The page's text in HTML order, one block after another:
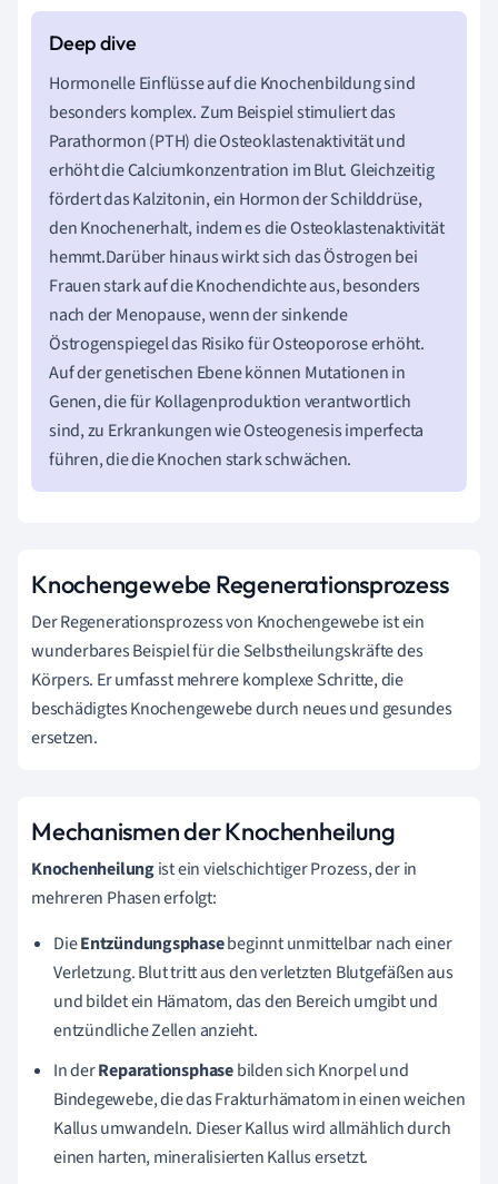
Hormonelle Einflüsse auf die Knochenbildung sind
besonders komplex. Zum Beispiel stimuliert das
Parathormon (PTH) die Osteoklastenaktivität und
erhöht die Calciumkonzentration im Blut. Gleichzeitig
fördert das Kalzitonin, ein Hormon der Schilddrüse,
den Knochenerhalt, indem es die Osteoklastenaktivität
hemmt.Darüber hinaus wirkt sich das Östrogen bei
Frauen stark auf die Knochendichte aus, besonders
nach der Menopause, wenn der sinkende
Östrogenspiegel das Risiko für Osteoporose erhöht.
Auf der genetischen Ebene können Mutationen in
Genen, die für Kollagenproduktion verantwortlich
sind, zu Erkrankungen wie Osteogenesis imperfecta
führen, die die Knochen stark schwächen.
Knochengewebe Regenerationsprozess
Der Regenerationsprozess von Knochengewebe ist ein
wunderbares Beispiel für die Selbstheilungskräfte des
Körpers. Er umfasst mehrere komplexe Schritte, die
beschädigtes Knochengewebe durch neues und gesundes
ersetzen.
Mechanismen der Knochenheilung
Knochenheilungist ein vielschichtiger Prozess, der in
mehreren Phasen erfolgt:
DieEntzündungsphasebeginnt unmittelbar nach einer
Verletzung. Blut tritt aus den verletzten Blutgefäßen aus
und bildet ein Hämatom, das den Bereich umgibt und
entzündliche Zellen anzieht.
In derReparationsphasebilden sich Knorpel und
Bindegewebe, die das Frakturhämatom in einen weichen
Kallus umwandeln. Dieser Kallus wird allmählich durch
einen harten, mineralisierten Kallus ersetzt.